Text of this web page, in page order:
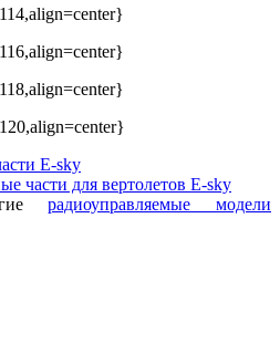
E-sky
части для вертолетов E-sky
радиоуправляемые модели